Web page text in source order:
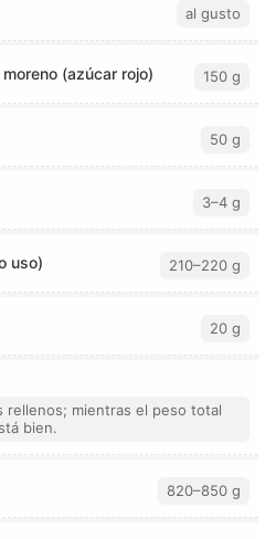
al gusto
(azúcar rojo) 150 g
50 g
3–4 g
uso) 210–220 g
20 g
rellenos; mientras el peso total
bien.
820–850 g